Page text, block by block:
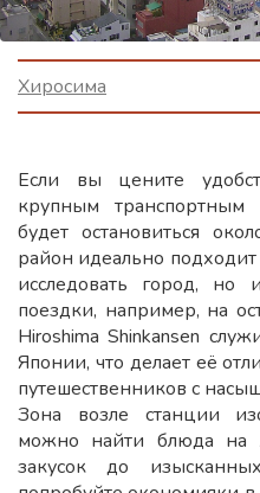
Хиросима
Если вы цените
крупным транспортным
будет остановиться
район идеально подходит
исследовать город, но
поездки, например, на
Hiroshima Shinkansen
Японии, что делает её
путешественников с
Зона возле станции
можно найти блюда на
закусок до